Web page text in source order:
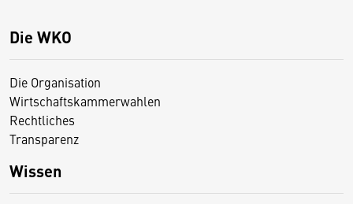
Die WKO
Die Organisation
Wirtschaftskammerwahlen
Rechtliches
Transparenz
Wissen